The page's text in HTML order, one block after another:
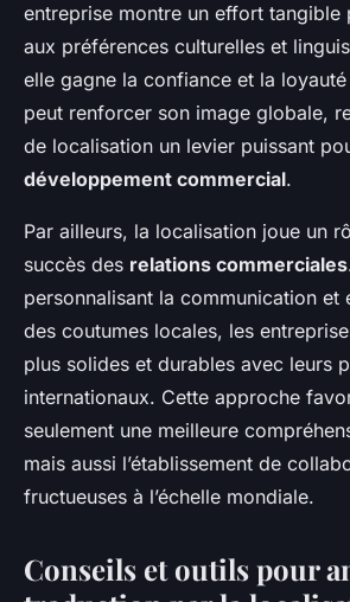
entreprise montre un effort tangible
aux préférences culturelles et
elle gagne la confiance et la
peut renforcer son image globale,
de localisation un levier puissant
développement commercial.
Par ailleurs, la localisation joue un
succès des relations commerciales
personnalisant la communication et
des coutumes locales, les
plus solides et durables avec leurs
internationaux. Cette approche
seulement une meilleure
mais aussi l’établissement de
fructueuses à l’échelle mondiale.
Conseils et outils pour